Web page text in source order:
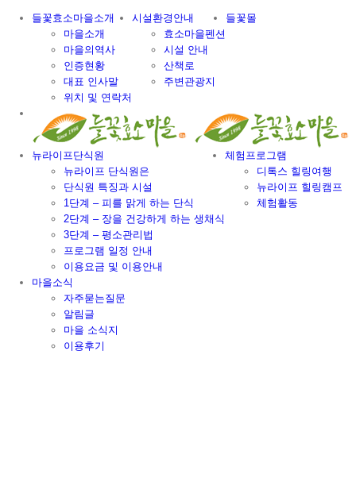
들꽃효소마을소개
마을소개
마을의역사
인증현황
대표 인사말
위치 및 연락처
시설환경안내
효소마을펜션
시설 안내
산책로
주변관광지
들꽃몰
뉴라이프단식원
뉴라이프 단식원은
단식원 특징과 시설
1단계 – 피를 맑게 하는 단식
2단계 – 장을 건강하게 하는 생채식
3단계 – 평소관리법
프로그램 일정 안내
이용요금 및 이용안내
체험프로그램
디톡스 힐링여행
뉴라이프 힐링캠프
체험활동
마을소식
자주묻는질문
알림글
마을 소식지
이용후기